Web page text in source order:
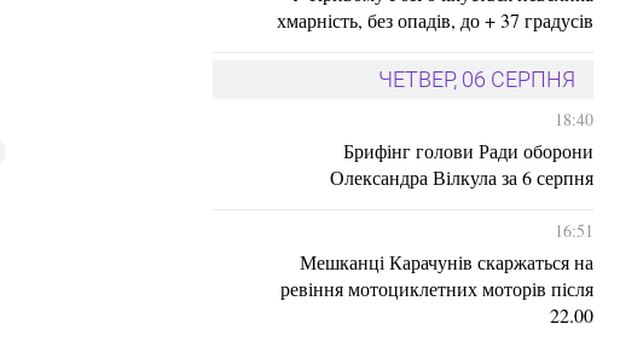
хмарність, без опадів, до + 37 градусів
ЧЕТВЕР, 06 СЕРПНЯ
18:40
Брифінг голови Ради оборони
Олександра Вілкула за 6 серпня
16:51
Мешканці Карачунів скаржаться на
ревіння мотоциклетних моторів після
22.00